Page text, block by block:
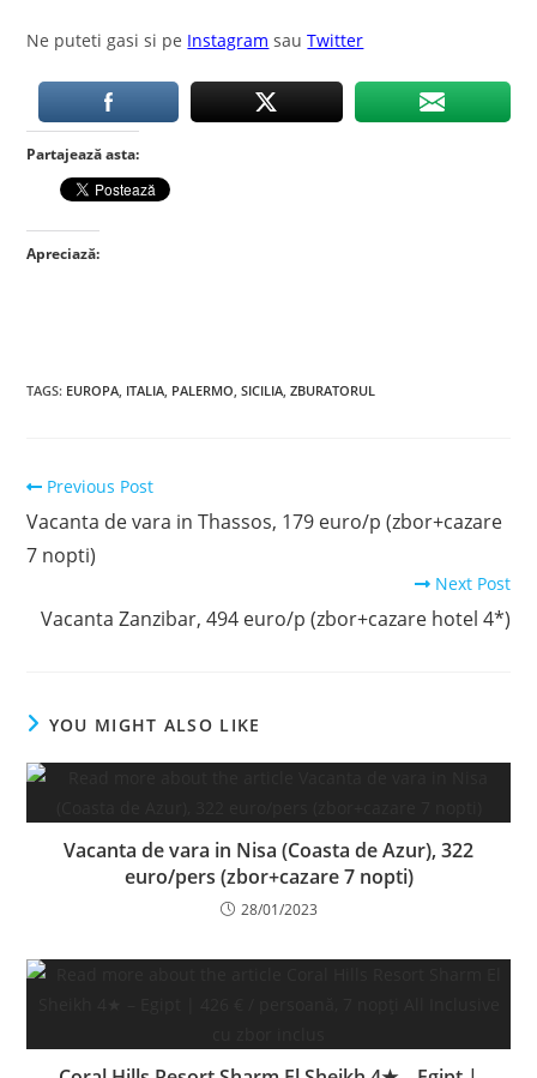
Ne puteti gasi si pe Instagram sauTwitter
Partajează asta:
Apreciază:
TAGS: EUROPA, ITALIA, PALERMO, SICILIA, ZBURATORUL
Read
articles
Previous Post
Vacanta de vara in Thassos, 179 euro/p (zbor+cazare
7 nopti)
Next Post
Vacanta Zanzibar, 494 euro/p (zbor+cazare hotel 4*)
YOU MIGHT ALSO LIKE
Vacanta de vara in Nisa (Coasta de Azur), 322
euro/pers (zbor+cazare 7 nopti)
28/01/2023